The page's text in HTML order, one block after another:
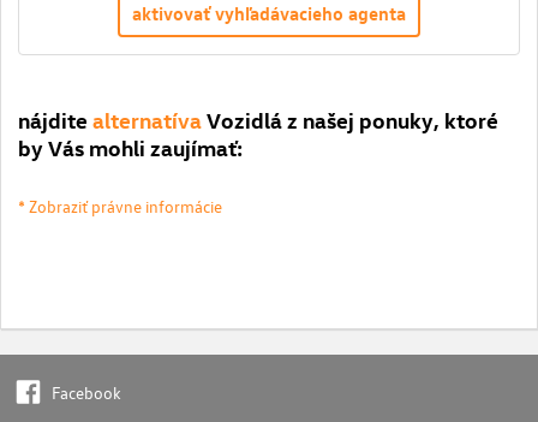
aktivovať vyhľadávacieho agenta
nájdite alternatívaVozidlá z našej ponuky, ktoré
by Vás mohli zaujímať:
* Zobraziť právne informácie
Facebook